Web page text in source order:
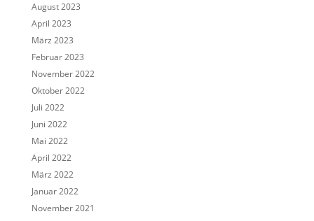
August 2023
April 2023
März 2023
Februar 2023
November 2022
Oktober 2022
Juli 2022
Juni 2022
Mai 2022
April 2022
März 2022
Januar 2022
November 2021